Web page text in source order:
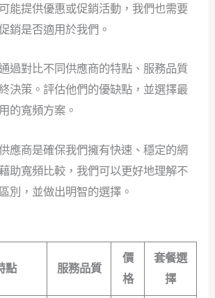
能提供優惠或促銷活動，我們也需要
銷是否適用於我們。
過對比不同供應商的特點、服務品質
決策。評估他們的優缺點，並選擇最
的寬頻方案。
應商是確保我們擁有快速、穩定的網
助寬頻比較，我們可以更好地理解不
別，並做出明智的選擇。
點 服務品質
價
格
套餐選
擇